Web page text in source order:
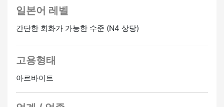
20대부터 60대까지 모든 연령대의 직원이 활동하고 있습
니다 ♪
☆ 장점 ☆
・사회보험
일본어 레벨
간단한 회화가 가능한 수준 (N4 상당)
고용형태
아르바이트